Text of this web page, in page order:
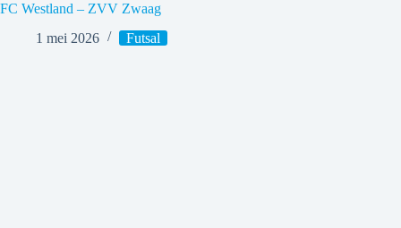
FC Westland – ZVV Zwaag
1 mei 2026
Futsal